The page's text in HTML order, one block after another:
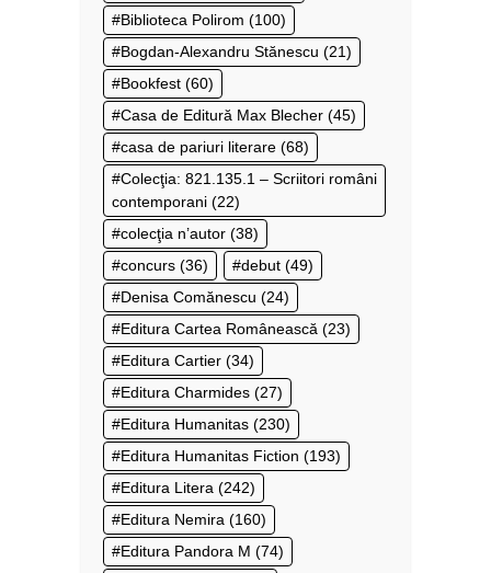
Biblioteca Polirom (100)
Bogdan-Alexandru Stănescu (21)
Bookfest (60)
Casa de Editură Max Blecher (45)
casa de pariuri literare (68)
Colecţia: 821.135.1 – Scriitori români
contemporani (22)
colecţia n’autor (38)
concurs (36) debut (49)
Denisa Comănescu (24)
Editura Cartea Românească (23)
Editura Cartier (34)
Editura Charmides (27)
Editura Humanitas (230)
Editura Humanitas Fiction (193)
Editura Litera (242)
Editura Nemira (160)
Editura Pandora M (74)